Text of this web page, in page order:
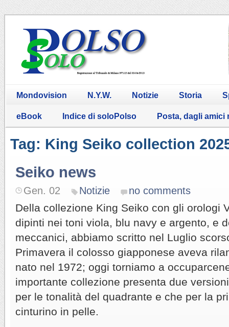
Mondovision N.Y.W. Notizie Storia
eBook Indice di soloPolso Posta, dagli amici
Tag: King Seiko collection
Seiko news
Gen. 02 Notizie no comments
Della collezione King Seiko con gli orologi
dipinti nei toni viola, blu navy e argento, e
meccanici, abbiamo scritto nel Luglio
Primavera il colosso giapponese aveva
nato nel 1972; oggi torniamo a
importante collezione presenta due
per le tonalità del quadrante e che per la
cinturino in pelle.